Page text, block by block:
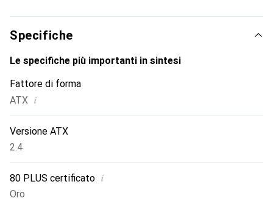
GPS è dotata di una silenziosa ventola da 140 mm e di un
controllo intelligente della ventola, o IFC in breve. L'IFC
assicura che la ventola dell'alimentatore inizi a raffreddarsi
solo quando la temperatura interna dell'alimentatore
65°C, la ventola si spegne. Se la temperatura interna
scende al di sotto dei 65°C, la ventola viene riportata in
dell'alimentatore estremamente basso. Abbiamo anche
tenuto d'occhio la massima efficienza possibile per quanto
connessione a 20+4 pin, abbiamo progettato tutti gli altri
cablaggi come versioni a nastro piatto: ciò consente di
Specifiche
Le specifiche più importanti in sintesi
Fattore di forma
ATX i
Versione ATX
2.4
80 PLUS certificato i
Oro